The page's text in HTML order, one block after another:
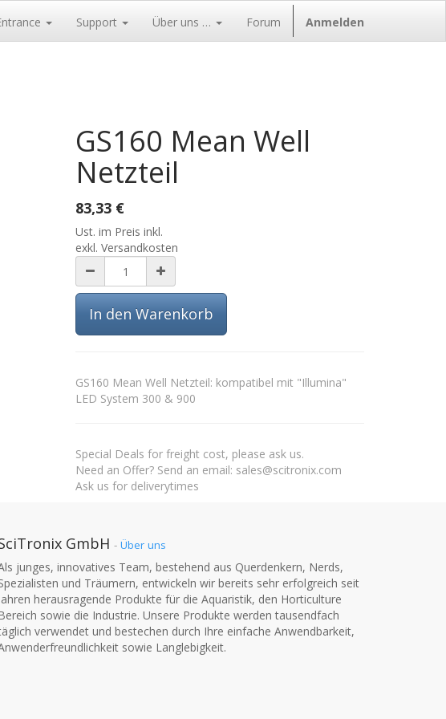
Support Über uns … Forum Anmelden
GS160 Mean Well
Netzteil
83,33 €
Ust. im Preis inkl.
exkl. Versandkosten
In den Warenkorb
GS160 Mean Well Netzteil: kompatibel mit "Illumina"
LED System 300 & 900
Special Deals for freight cost, please ask us.
Need an Offer? Send an email: sales@scitronix.com
Ask us for deliverytimes
GmbH - Über uns
junges, innovatives Team, bestehend aus Querdenkern, Nerds,
und Träumern, entwickeln wir bereits sehr erfolgreich seit
herausragende Produkte für die Aquaristik, den Horticulture
sowie die Industrie. Unsere Produkte werden tausendfach
verwendet und bestechen durch Ihre einfache Anwendbarkeit,
sowie Langlebigkeit.